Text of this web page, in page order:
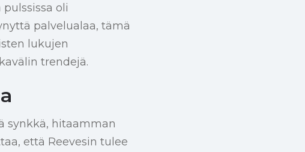
oli
palvelualaa, tämä
lukujen
trendejä.
synkkä, hitaamman
että Reevesin tulee